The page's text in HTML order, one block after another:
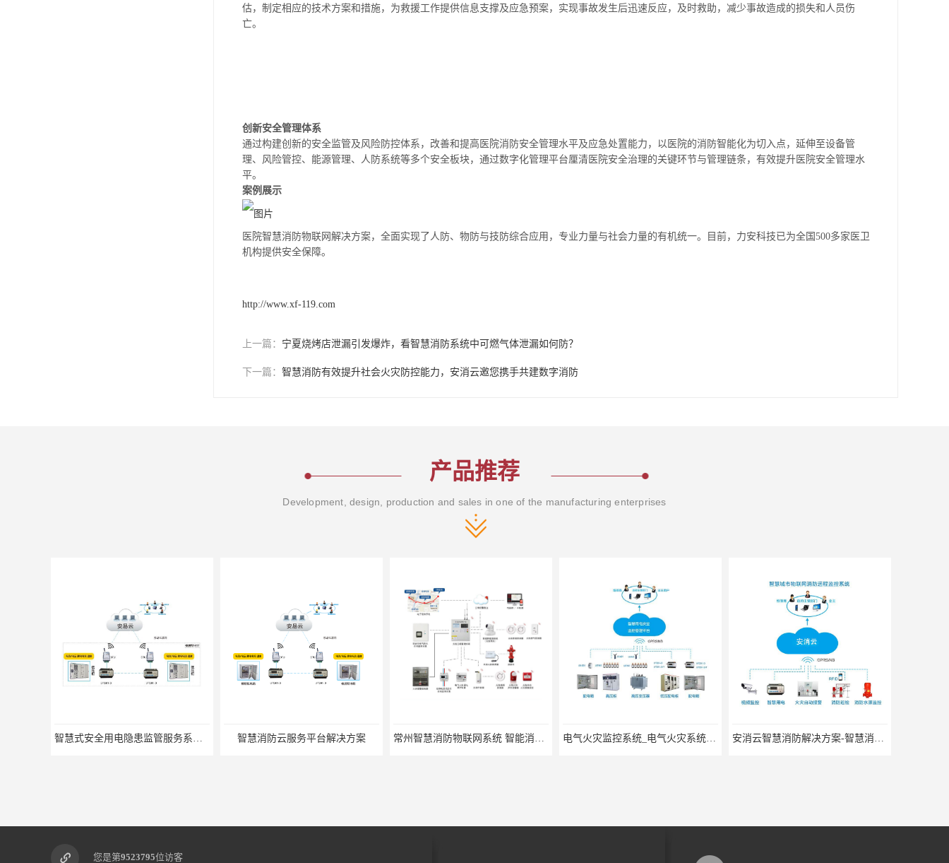
估，制定相应的技术方案和措施，为救援工作提供信息支撑及应急预案，实现事故发生后迅速反应，及时救助，减少事故造成的损失和人员伤
亡。
创新安全管理体系
通过构建创新的安全监管及风险防控体系，改善和提高医院消防安全管理水平及应急处置能力，以医院的消防智能化为切入点，延伸至设备管
理、风险管控、能源管理、人防系统等多个安全板块，通过数字化管理平台厘清医院安全治理的关键环节与管理链条，有效提升医院安全管理水
平。
案例展示
医院智慧消防物联网解决方案，全面实现了人防、物防与技防综合应用，专业力量与社会力量的有机统一。目前，力安科技已为全国500多家医卫
机构提供安全保障。
http://www.xf-119.com
上一篇： 宁夏烧烤店泄漏引发爆炸，看智慧消防系统中可燃气体泄漏如何防？
下一篇： 智慧消防有效提升社会火灾防控能力，安消云邀您携手共建数字消防
产品推荐
Development, design, production and sales in one of the manufacturing enterprises
智慧式安全用电隐患监管服务系统_智慧用电设备 智慧消防云服务平台解决方案 常州智慧消防物联网系统 智能消防物联网系统 电气火灾监控系统_电气火灾系统厂家 安消云智慧消防解决方案-智慧消防物联网解决方案
您是第9523795位访客